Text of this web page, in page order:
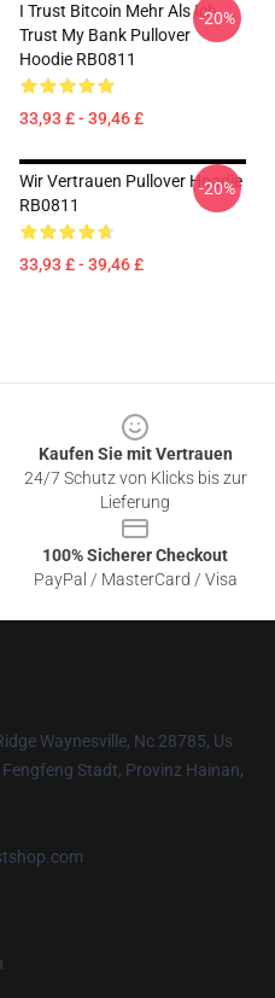
I Trust Bitcoin Mehr Als Ich
Trust My Bank Pullover
Hoodie RB0811
33,93 £ - 39,46 £
-20%
Wir Vertrauen Pullover Hoodie
RB0811
33,93 £ - 39,46 £
-20%
Kaufen Sie mit Vertrauen
24/7 Schutz von Klicks bis zur
Lieferung
100% Sicherer Checkout
PayPal / MasterCard / Visa
Waynesville, Nc 28785, Us
Stadt, Provinz Hainan,